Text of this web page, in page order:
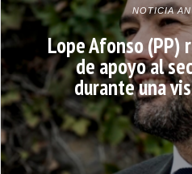
NOTICIA
Lope Afonso (PP)
de apoyo al
durante una